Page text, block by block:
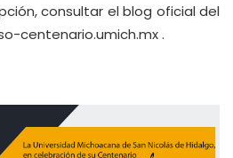
consultar el blog oficial del
centenario.umich.mx.